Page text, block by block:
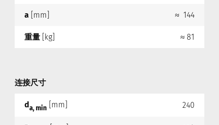
a [mm] ≈ 144
重量 [kg] ≈ 81
连接尺寸
da, min [mm] 240